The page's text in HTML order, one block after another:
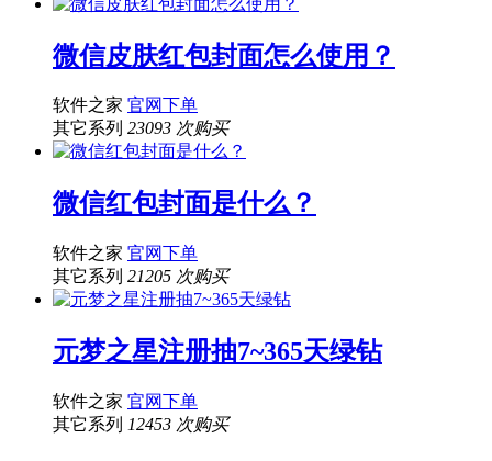
微信皮肤红包封面怎么使用？
软件之家 官网下单
其它系列 23093 次购买
微信红包封面是什么？
软件之家 官网下单
其它系列 21205 次购买
元梦之星注册抽7~365天绿钻
软件之家 官网下单
其它系列 12453 次购买